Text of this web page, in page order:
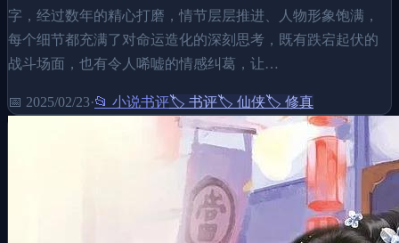
字，经过数年的精心打磨，情节层层推进、人物形象饱满，
每个细节都充满了对命运造化的深刻思考，既有跌宕起伏的
战斗场面，也有令人唏嘘的情感纠葛，让…
📅 2025/02/23·📂 小说书评🏷️ 书评🏷️ 仙侠🏷️ 修真